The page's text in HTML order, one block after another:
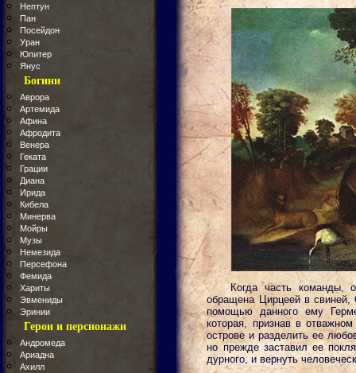
Нептун
Пан
Посейдон
Уран
Юпитер
Янус
Богини
Аврора
Артемида
Афина
Афродита
Венера
Геката
Грации
Диана
Ирида
Кибела
Минерва
Мойры
Музы
Немезида
Персефона
Фемида
Хариты
Эвмениды
Эринии
Герои и перснонажи
Андромеда
Ариадна
Ахилл
Когда часть команды,
обращена Цирцеей в
помощью данного ему
которая, признав в
острове и разделить ее
но прежде заставил ее
дурного, и вернуть